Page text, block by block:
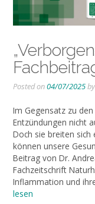
Posted on04/07/2025by
Im Gegensatz zu
Entzündungen nicht
Doch sie breiten
können unsere
Beitrag von Dr.
Fachzeitschrift
Inflammation und
lesen